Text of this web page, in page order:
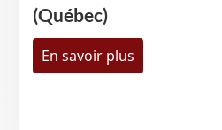
(Québec)
En savoir plus